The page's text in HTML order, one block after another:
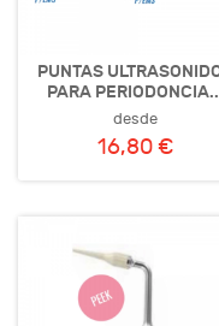
PUNTAS
PARA
desde
16,80 €